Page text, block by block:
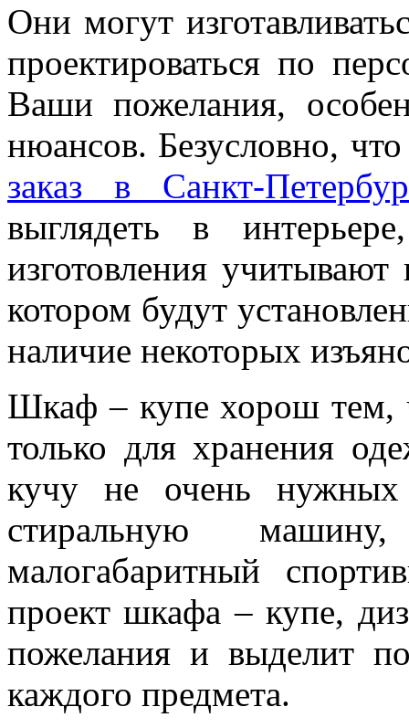
Они могут
проектироваться по
Ваши пожелания,
нюансов. Безусловно,
заказ в Санкт-
выглядеть в
изготовления
котором будут
наличие некоторых
Шкаф – купе хорош тем,
только для хранения
кучу не очень нужных
стиральную
малогабаритный
проект шкафа – купе,
пожелания и выделит
каждого предмета.